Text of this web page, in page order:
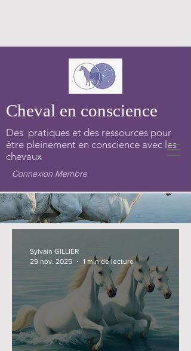
Cheval en conscience
Des pratiques et des ressources pour
être pleinement en conscience avec les
chevaux
Connexion Membre
Sylvain GILLIER
29 nov. 2025
1 min de lecture